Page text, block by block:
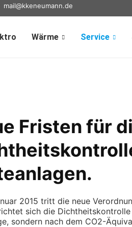
mail@kkeneumann.de
Wärme Service
Fristen für
2015 tritt die neue
sich die
sondern nach dem CO2-